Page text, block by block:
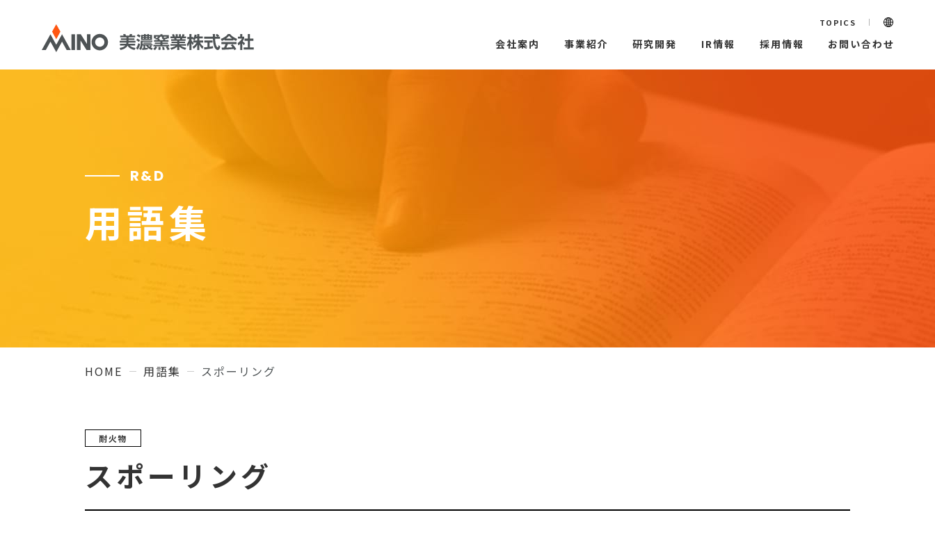
会社案内 事業紹介 研究開発 IR情報 採用情報 お問い合わせ
TOPICS
R&D
用語集
HOME 用語集 スポーリング
耐火物
スポーリング